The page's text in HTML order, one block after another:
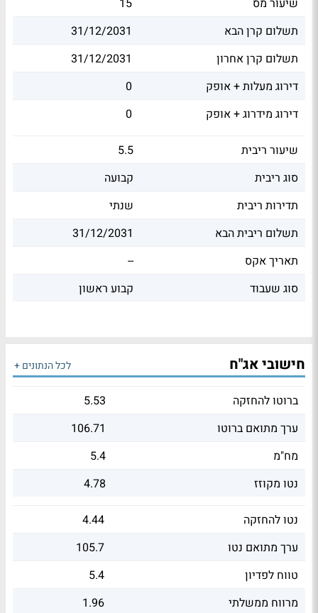
שיעור מס
15
תשלום קרן הבא
31/12/2031
תשלום קרן אחרון
31/12/2031
דירוג מעלות + אופק
0
דירוג מידרוג + אופק
0
שיעור ריבית
5.5
סוג ריבית
קבועה
תדירות ריבית
שנתי
תשלום ריבית הבא
31/12/2031
תאריך אקס
--
סוג שעבוד
קבוע ראשון
חישובי אג"ח לכל הנתונים +
ברוטו להחזקה
5.53
ערך מתואם ברוטו
106.71
מח"מ
5.4
נטו מקוזז
4.78
נטו להחזקה
4.44
ערך מתואם נטו
105.7
טווח לפדיון
5.4
מרווח ממשלתי
1.96